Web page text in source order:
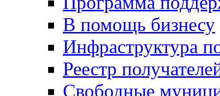
В помощь бизнесу
Инфраструктура
Реестр
Свободные